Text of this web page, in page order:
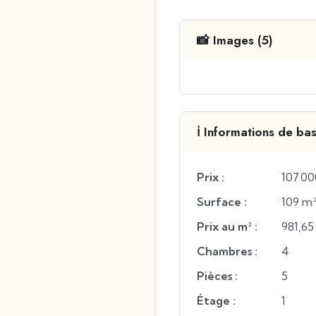
📸 Images (5)
ℹ️ Informations de
Prix :
107
Surface :
109 m²
Prix au m² :
Chambres :
4
Pièces :
5
Étage :
1